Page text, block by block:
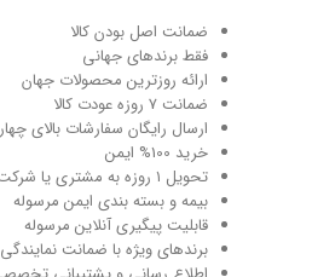
ضمانت اصل بودن کالا
فقط برندهای جهانی
ارائه روزترین محصولات جهان
ضمانت 7 روزه عودت کالا
ارسال رایگان سفارشات بالای
خرید 100% ایمن
تحویل ۱ روزه به مشتری یا شرکت حمل و نقل در تهران
بیمه و بسته بندی ایمن مرسوله
قابلیت پیگیری آنلاین مرسوله
برندهای ویژه با ضمانت